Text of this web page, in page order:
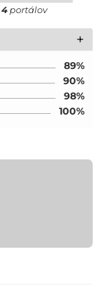
4 portálov
+
89%
90%
98%
100%